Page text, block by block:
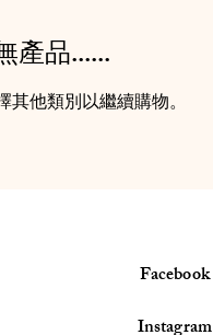
產品......
他類別以繼續購物。
Facebook